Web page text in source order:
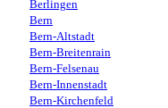
Berlingen
Bern
Bern-Altstadt
Bern-Breitenrain
Bern-Felsenau
Bern-Innenstadt
Bern-Kirchenfeld